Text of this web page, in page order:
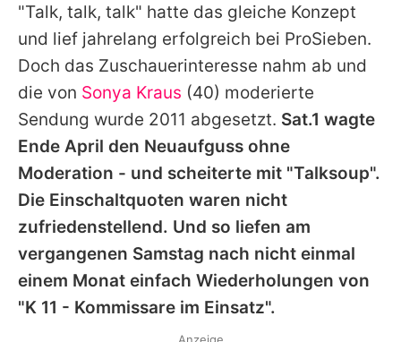
"Talk, talk, talk" hatte das gleiche Konzept
und lief jahrelang erfolgreich bei ProSieben.
Doch das Zuschauerinteresse nahm ab und
die von Sonya Kraus (40) moderierte
Sendung wurde 2011 abgesetzt. Sat.1 wagte
Ende April den Neuaufguss ohne
Moderation - und scheiterte mit "Talksoup".
Die Einschaltquoten waren nicht
zufriedenstellend. Und so liefen am
vergangenen Samstag nach nicht einmal
einem Monat einfach Wiederholungen von
"K 11 - Kommissare im Einsatz".